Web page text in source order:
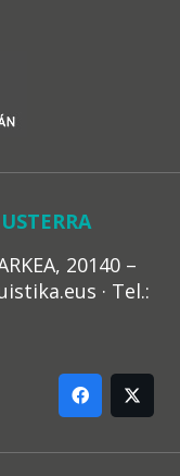
20140 –
· Tel.: